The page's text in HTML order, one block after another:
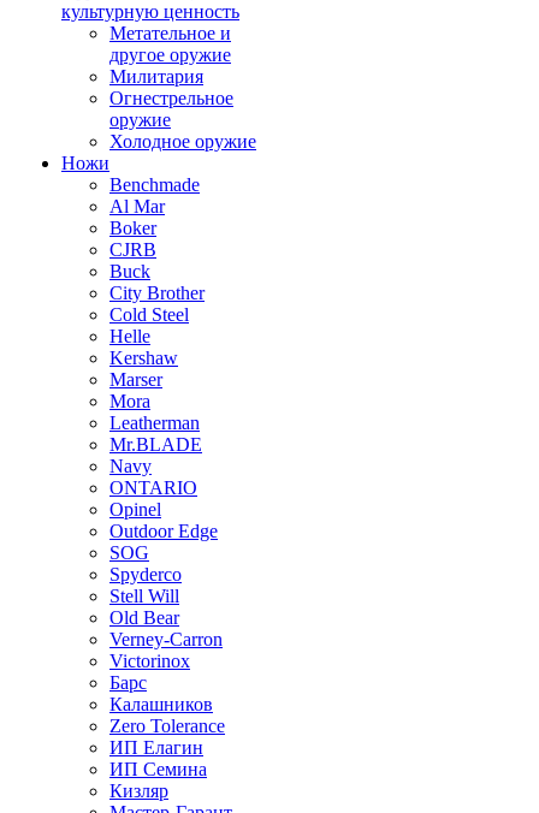
культурную ценность
Метательное и
другое оружие
Милитария
Огнестрельное
оружие
Холодное оружие
Ножи
Benchmade
Al Mar
Boker
CJRB
Buck
City Brother
Cold Steel
Helle
Kershaw
Marser
Mora
Leatherman
Mr.BLADE
Navy
ONTARIO
Opinel
Outdoor Edge
SOG
Spyderco
Stell Will
Old Bear
Verney-Carron
Victorinox
Барс
Калашников
Zero Tolerance
ИП Елагин
ИП Семина
Кизляр